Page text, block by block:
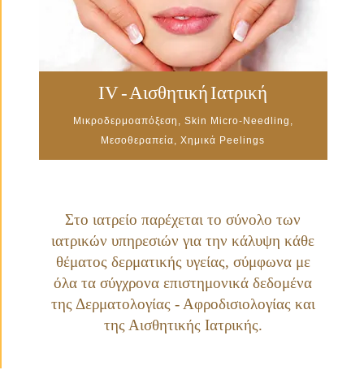
IV - Αισθητική Ιατρική
Μικροδερμοαπόξεση, Skin Micro-Needling,
Μεσοθεραπεία, Χημικά Peelings
Στο ιατρείο παρέχεται το σύνολο των
ιατρικών υπηρεσιών για την κάλυψη κάθε
θέματος δερματικής υγείας, σύμφωνα με
όλα τα σύγχρονα επιστημονικά δεδομένα
της Δερματολογίας - Αφροδισιολογίας και
της Αισθητικής Ιατρικής.